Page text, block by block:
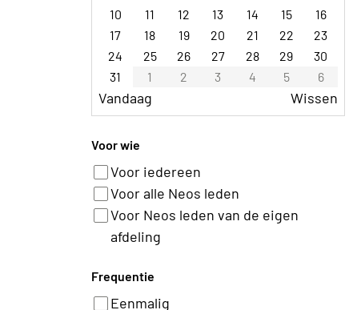
10
11 12 13 14 15
16
17
18 19 20 21 22
23
24
25 26 27 28 29
30
31
1 2 3 4 5 6
Vandaag Wissen
Voor wie
Voor iedereen
Voor alle Neos leden
Voor Neos leden van de eigen
afdeling
Frequentie
Eenmalig